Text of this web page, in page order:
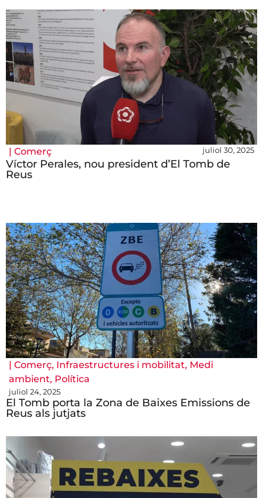
| Comerç juliol 30, 2025
Víctor Perales, nou president d’El Tomb de
Reus
| Comerç, Infraestructures i mobilitat, Medi
ambient, Política
juliol 24, 2025
El Tomb porta la Zona de Baixes Emissions de
Reus als jutjats